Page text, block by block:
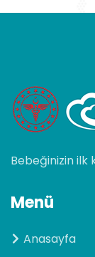
Bebeğinizin ilk
Menü
Anasayfa